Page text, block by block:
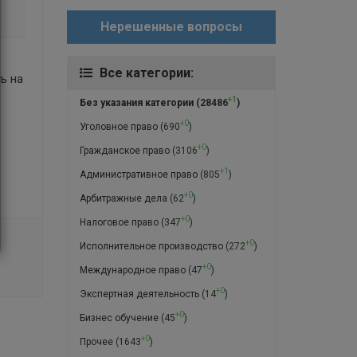
на
Нерешенные вопросы
Все категории:
Без указания категории(28486+1 )
Уголовное право(690+0)
Гражданское право(3106+0)
Административное право(805+1 )
Арбитражные дела (62+0)
Налоговое право(347+0)
Исполнительное производство(272+0)
Международное право(47+0)
Экспертная деятельность(14+0)
Бизнес обучение(45+0)
Прочее(1643+0)